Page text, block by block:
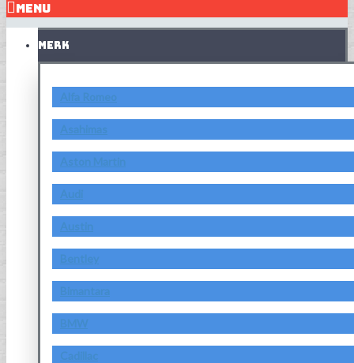
MENU
MERK
Alfa Romeo
Asahimas
Aston Martin
Audi
Austin
Bentley
Bimantara
BMW
Cadillac